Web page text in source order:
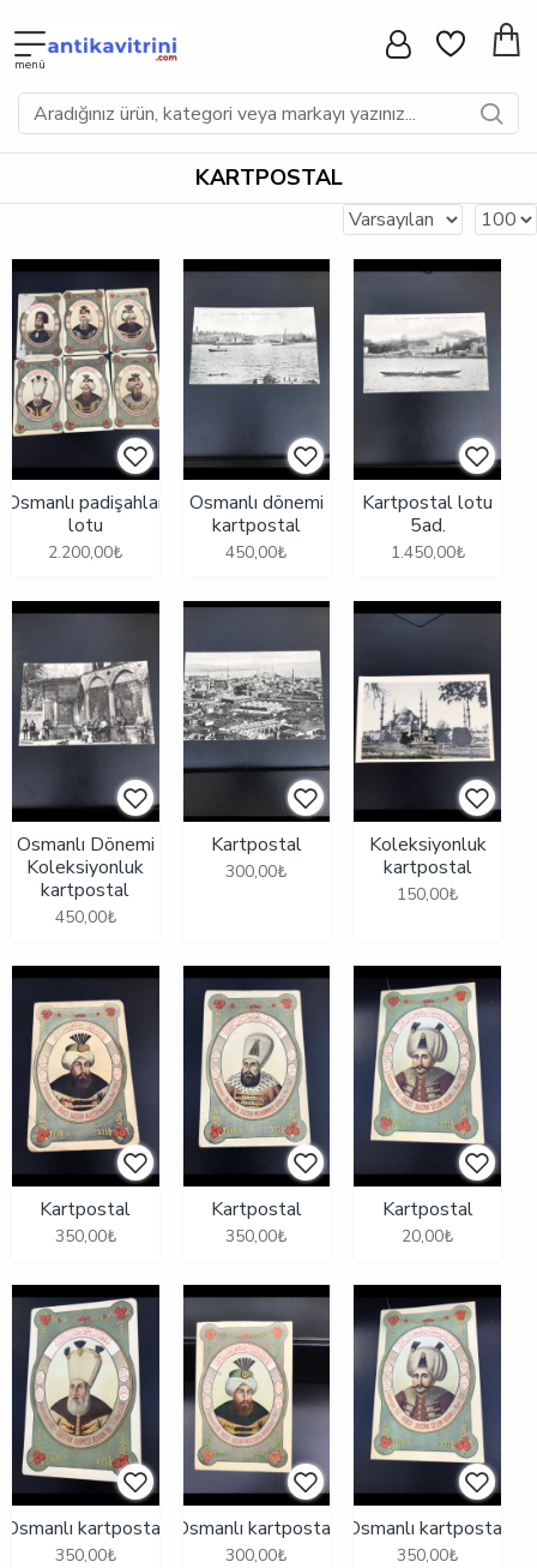
KARTPOSTAL
Osmanlı padişahlar
lotu
2.200,00₺
Osmanlı dönemi
kartpostal
450,00₺
Kartpostal lotu
5ad.
1.450,00₺
Osmanlı Dönemi
Koleksiyonluk
kartpostal
450,00₺
Kartpostal
300,00₺
Koleksiyonluk
kartpostal
150,00₺
Kartpostal
350,00₺
Kartpostal
350,00₺
Kartpostal
20,00₺
Osmanlı kartpostal
350,00₺
Osmanlı kartpostal
300,00₺
Osmanlı kartpostal
350,00₺